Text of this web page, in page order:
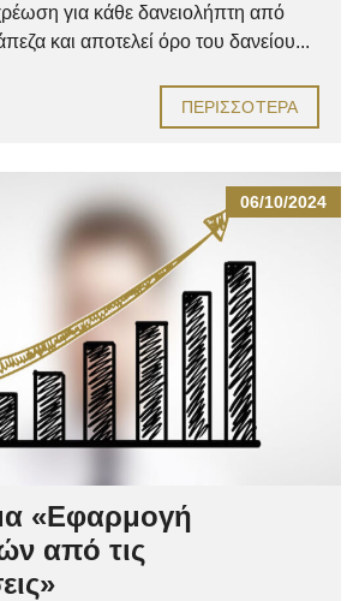
για κάθε δανειολήπτη από
και αποτελεί όρο του δανείου...
ΠΕΡΙΣΣΌΤΕΡΑ
06/10/2024
«Εφαρμογή
από τις